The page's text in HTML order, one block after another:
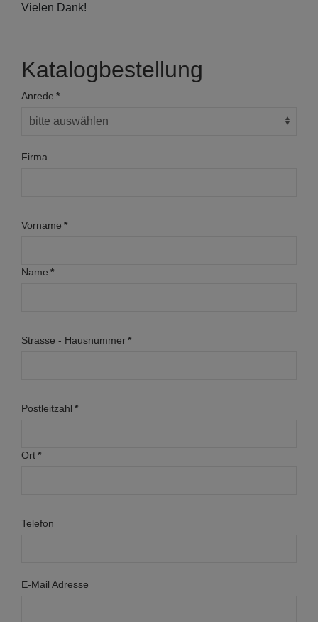
Vielen Dank!
Katalogbestellung
Anrede *
Firma
Vorname *
Name *
Strasse - Hausnummer*
Postleitzahl *
Ort*
Telefon
E-Mail Adresse